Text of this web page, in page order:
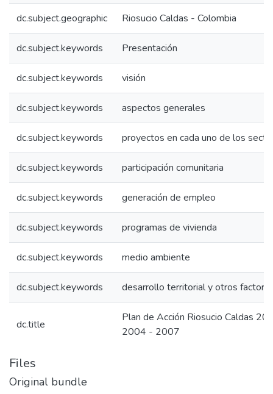
dc.subject.geographic Riosucio Caldas - Colombia
dc.subject.keywords Presentación
dc.subject.keywords visión
dc.subject.keywords aspectos generales
dc.subject.keywords proyectos en cada uno de los
dc.subject.keywords participación comunitaria
dc.subject.keywords generación de empleo
dc.subject.keywords programas de vivienda
dc.subject.keywords medio ambiente
dc.subject.keywords desarrollo territorial y otros
dc.title
Plan de Acción Riosucio Caldas
2004 - 2007
Files
Original bundle